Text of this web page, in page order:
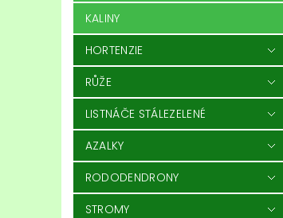
KALINY
HORTENZIE
RŮŽE
LISTNÁČE STÁLEZELENÉ
AZALKY
RODODENDRONY
STROMY